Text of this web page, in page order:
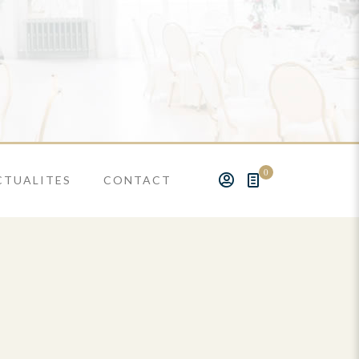
CONTACT
0